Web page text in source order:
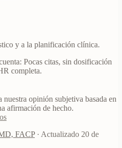
y a la planificación clínica.
Pocas citas, sin dosificación
completa.
opinión subjetiva basada en
afirmación de hecho.
FACP · Actualizado 20 de